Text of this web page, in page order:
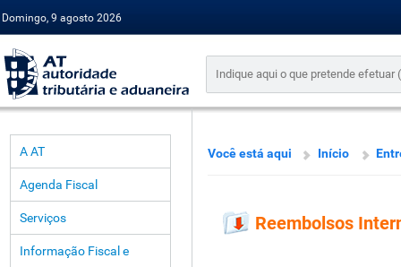
Domingo, 9 agosto 2026
A AT
Agenda Fiscal
Serviços
Informação Fiscal e
Você está aqui Início
Reembolsos